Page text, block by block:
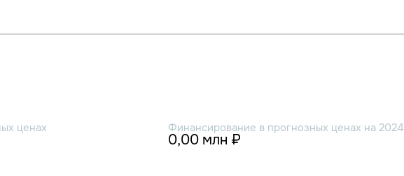
ценах Финансирование в прогнозных ценах на 2024
0,00 млн ₽